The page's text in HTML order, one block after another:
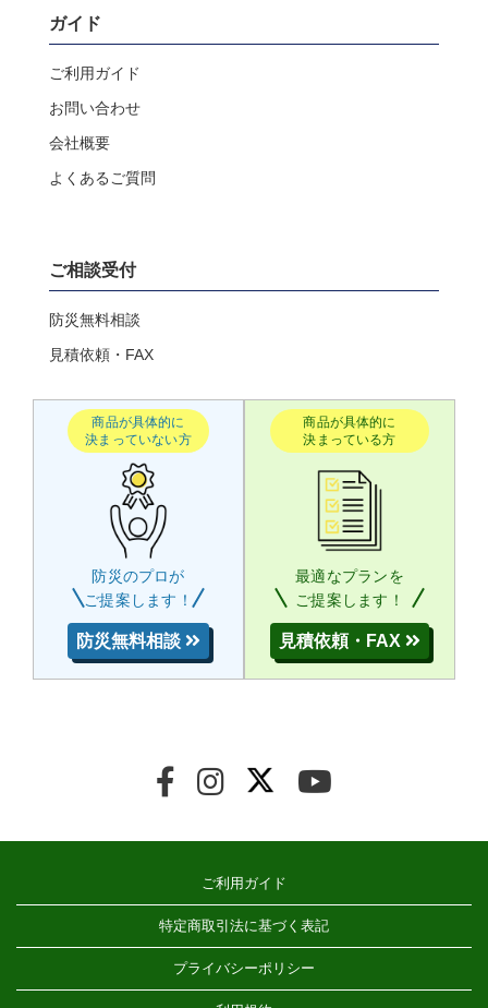
ガイド
ご利用ガイド
お問い合わせ
会社概要
よくあるご質問
ご相談受付
防災無料相談
見積依頼・FAX
商品が具体的に
決まっていない方
防災のプロが
ご提案します！
防災無料相談
商品が具体的に
決まっている方
最適なプランを
ご提案します！
見積依頼・FAX
ご利用ガイド
特定商取引法に基づく表記
プライバシーポリシー